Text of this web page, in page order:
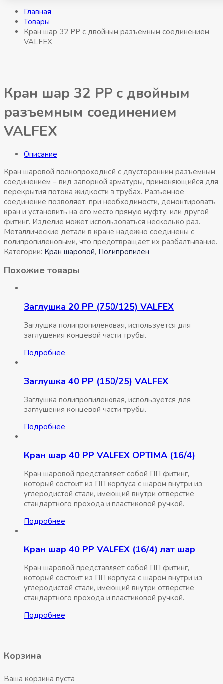
Главная
Товары
Кран шар 32 РР с двойным разъемным соединением
VALFEX
Кран шар 32 РР с двойным
разъемным соединением
VALFEX
Описание
Кран шаровой полнопроходной с двусторонним разъемным
соединением – вид запорной арматуры, применяющийся для
перекрытия потока жидкости в трубах. Разъёмное
соединение позволяет, при необходимости, демонтировать
кран и установить на его место прямую муфту, или другой
фитинг. Изделие может использоваться несколько раз.
Металлические детали в кране надежно соединены с
полипропиленовыми, что предотвращает их разбалтывание.
Категории: Кран шаровой, Полипропилен
Похожие товары
Заглушка 20 РР (750/125) VALFEX
Заглушка полипропиленовая, используется для
заглушения концевой части трубы.
Подробнее
Заглушка 40 РР (150/25) VALFEX
Заглушка полипропиленовая, используется для
заглушения концевой части трубы.
Подробнее
Кран шар 40 РР VALFEX OPTIMA (16/4)
Кран шаровой представляет собой ПП фитинг,
который состоит из ПП корпуса с шаром внутри из
углеродистой стали, имеющий внутри отверстие
стандартного прохода и пластиковой ручкой.
Подробнее
Кран шар 40 РР VALFEX (16/4) лат шар
Кран шаровой представляет собой ПП фитинг,
который состоит из ПП корпуса с шаром внутри из
углеродистой стали, имеющий внутри отверстие
стандартного прохода и пластиковой ручкой.
Подробнее
Корзина
Ваша корзина пуста